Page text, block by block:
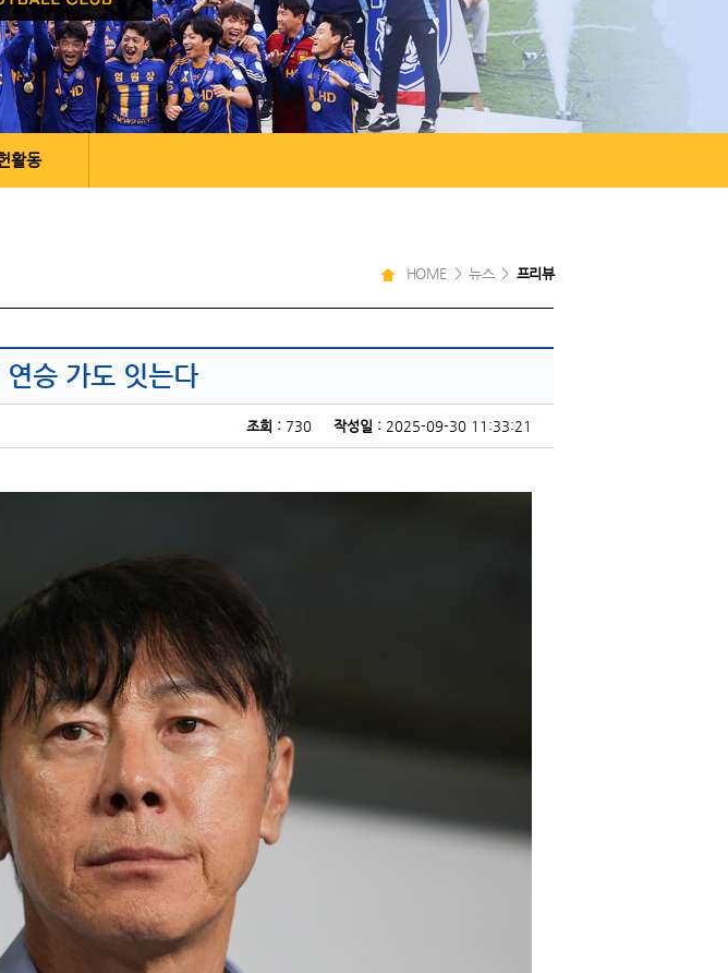
활동
HOME > 뉴스 > 프리뷰
연승 가도 잇는다
작성일 : 2025-09-30 11:33:21
조회 : 730